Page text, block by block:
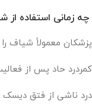
چه زمانی استفاده
پزشکان معمولاً شیاف
کمردرد حاد پس از
درد ناشی از فتق